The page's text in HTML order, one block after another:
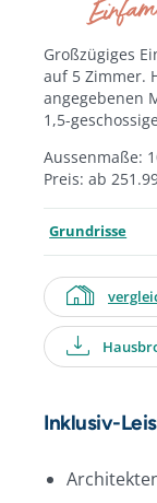
Großzügiges
auf 5 Zimmer.
angegebenen
1,5-
Preis: ab
Grundrisse
Inklusiv-